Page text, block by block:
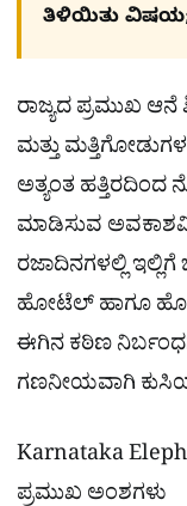
ತಿಳಿಯಿತು ವಿಷಯ;
ರಾಜ್ಯದ ಪ್ರಮುಖ
ಮತ್ತು
ಅತ್ಯಂತ ಹತ್ತಿರದಿಂದ
ಮಾಡಿಸುವ
ರಜಾದಿನಗಳಲ್ಲಿ ಇಲ್ಲಿಗೆ
ಹೋಟೆಲ್ ಹಾಗೂ
ಈಗಿನ ಕಠಿಣ
ಗಣನೀಯವಾಗಿ
Karnataka
ಪ್ರಮುಖ ಅಂಶಗಳು